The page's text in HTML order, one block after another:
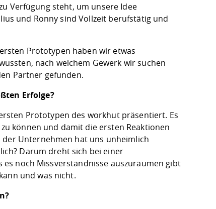
Verfügung steht, um unsere Idee
und Ronny sind Vollzeit berufstätig und
Prototypen haben wir etwas
nach welchem Gewerk wir suchen
Partner gefunden.
Erfolge?
Prototypen des workhut präsentiert. Es
können und damit die ersten Reaktionen
der Unternehmen hat uns unheimlich
Darum dreht sich bei einer
noch Missverständnisse auszuräumen gibt
und was nicht.